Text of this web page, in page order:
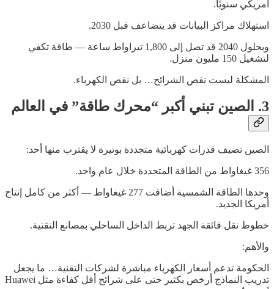
أمريكي سنويًا.
استهلاك مراكز البيانات قد يتضاعف قبل 2030.
وبحلول 2040 قد تصل إلى 1,800 تيراواط ساعة — طاقة تكفي
لتشغيل 150 مليون منزل.
المشكلة ليست نقص الشرائح… بل نقص الكهرباء.
3. الصين تبني أكبر “محرك طاقة” في العالم
الصين تضيف قدرات كهربائية متجددة بوتيرة لا يقترب منها أحد:
356 غيغاواط من الطاقة المتجددة خلال عام واحد.
وحدها الطاقة الشمسية أضافت 277 غيغاواط — أكثر من كامل إنتاج
أمريكا الجديد.
خطوط نقل فائقة الجهد تربط الداخل الساحلي بمصانع التقنية.
والأهم:
الحكومة تدعم أسعار الكهرباء مباشرة لشركات التقنية… ما يجعل
تدريب النماذج أرخص بكثير حتى على شرائح أقل كفاءة مثل Huawei